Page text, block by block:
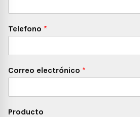
Telefono *
Correo electrónico *
Producto